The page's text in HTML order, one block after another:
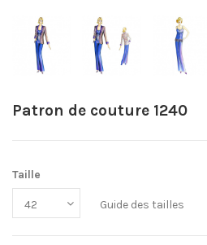
Patron de couture 1240
Taille
Guide des tailles